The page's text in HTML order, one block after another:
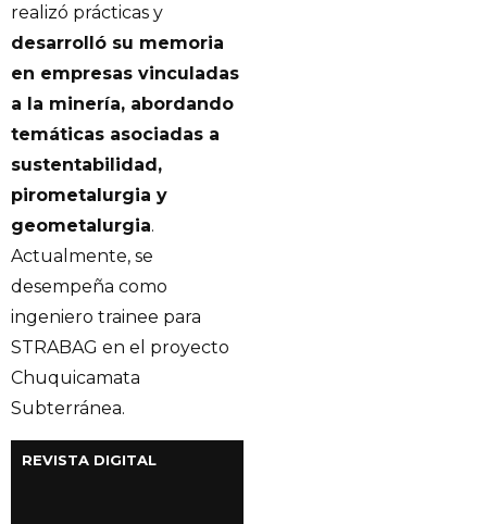
realizó prácticas y
desarrolló su memoria
en empresas vinculadas
a la minería, abordando
temáticas asociadas a
sustentabilidad,
pirometalurgia y
geometalurgia.
Actualmente, se
desempeña como
ingeniero trainee para
STRABAG en el proyecto
Chuquicamata
Subterránea.
REVISTA DIGITAL